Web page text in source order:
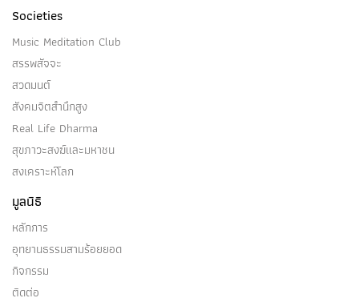
Societies
Music Meditation Club
สรรพสัจจะ
สวดมนต์
สังคมจิตสำนึกสูง
Real Life Dharma
สุขภาวะสงฆ์และมหาชน
สงเคราะห์โลก
มูลนิธิ
หลักการ
อุทยานธรรมสามร้อยยอด
กิจกรรม
ติดต่อ